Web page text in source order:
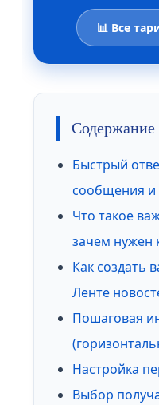
📊 Все
Содержание
Быстрый
сообщения и
Что такое
зачем нужен
Как создать
Ленте
Пошаговая
Настройка
Выбор